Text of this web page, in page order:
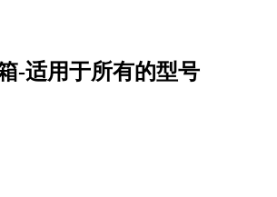
-适用于所有的型号